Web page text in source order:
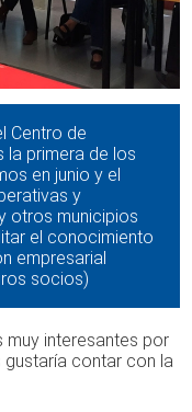
Centro de
la primera de los
en junio y el
y
otros municipios
el conocimiento
empresarial
socios)
muy interesantes por
contar con la